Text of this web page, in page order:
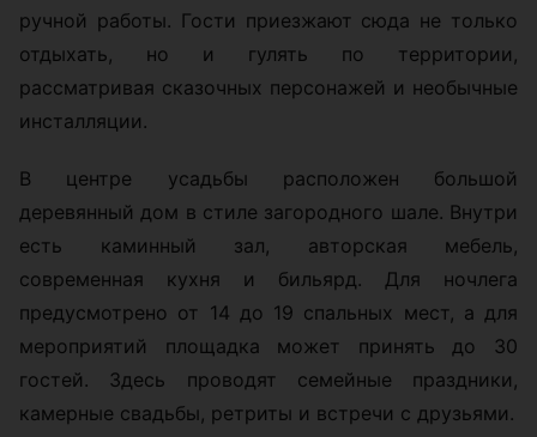
ручной работы. Гости приезжают сюда не только
отдыхать, но и гулять по территории,
рассматривая сказочных персонажей и необычные
инсталляции.
В центре усадьбы расположен большой
деревянный дом в стиле загородного шале. Внутри
есть каминный зал, авторская мебель,
современная кухня и бильярд. Для ночлега
предусмотрено от 14 до 19 спальных мест, а для
мероприятий площадка может принять до 30
гостей. Здесь проводят семейные праздники,
камерные свадьбы, ретриты и встречи с друзьями.